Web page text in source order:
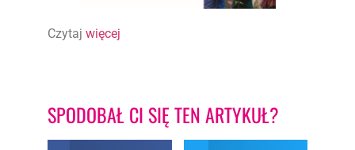
Czytaj więcej
SPODOBAŁ CI SIĘ TEN ARTYKUŁ?